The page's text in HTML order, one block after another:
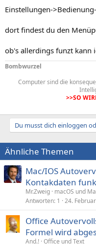
Einstellungen-
dort findest du den
ob's allerdings funzt kann
Bombwurzel
Computer sind die
>>SO
Du musst dich einloggen
Ähnliche Themen
Mac/IOS
Kontakdaten
Mr.Zweig macOS und
Antworten 1 24.
Office
Formel wird
And.! Office und Text